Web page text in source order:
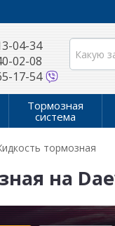
04-34
02-08
17-54
Тормозная
система
тормозная
на